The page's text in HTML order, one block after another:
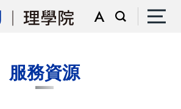
服務資源